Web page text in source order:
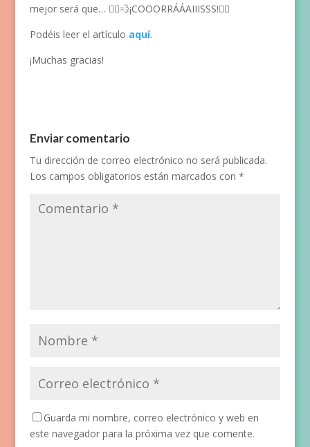
mejor será que… 🏃‍♀️💨¡COOORRÁÁAIIISSS!🧟‍♀️
Podéis leer el artículo aquí.
¡Muchas gracias!
Enviar comentario
Tu dirección de correo electrónico no será publicada.
Los campos obligatorios están marcados con *
Guarda mi nombre, correo electrónico y web en
este navegador para la próxima vez que comente.